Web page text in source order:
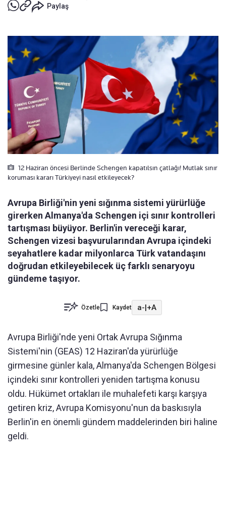
Paylaş
12 Haziran öncesi Berlinde Schengen kapatılsın çatlağı! Mutlak sınır
koruması kararı Türkiyeyi nasıl etkileyecek?
Avrupa Birliği'nin yeni sığınma sistemi yürürlüğe
girerken Almanya'da Schengen içi sınır kontrolleri
tartışması büyüyor. Berlin'in vereceği karar,
Schengen vizesi başvurularından Avrupa içindeki
seyahatlere kadar milyonlarca Türk vatandaşını
doğrudan etkileyebilecek üç farklı senaryoyu
gündeme taşıyor.
Özetle Kaydet a-|+A
Avrupa Birliği'nde yeni Ortak Avrupa Sığınma
Sistemi'nin (GEAS) 12 Haziran'da yürürlüğe
girmesine günler kala, Almanya'da Schengen Bölgesi
içindeki sınır kontrolleri yeniden tartışma konusu
oldu. Hükümet ortakları ile muhalefeti karşı karşıya
getiren kriz, Avrupa Komisyonu'nun da baskısıyla
Berlin'in en önemli gündem maddelerinden biri haline
geldi.